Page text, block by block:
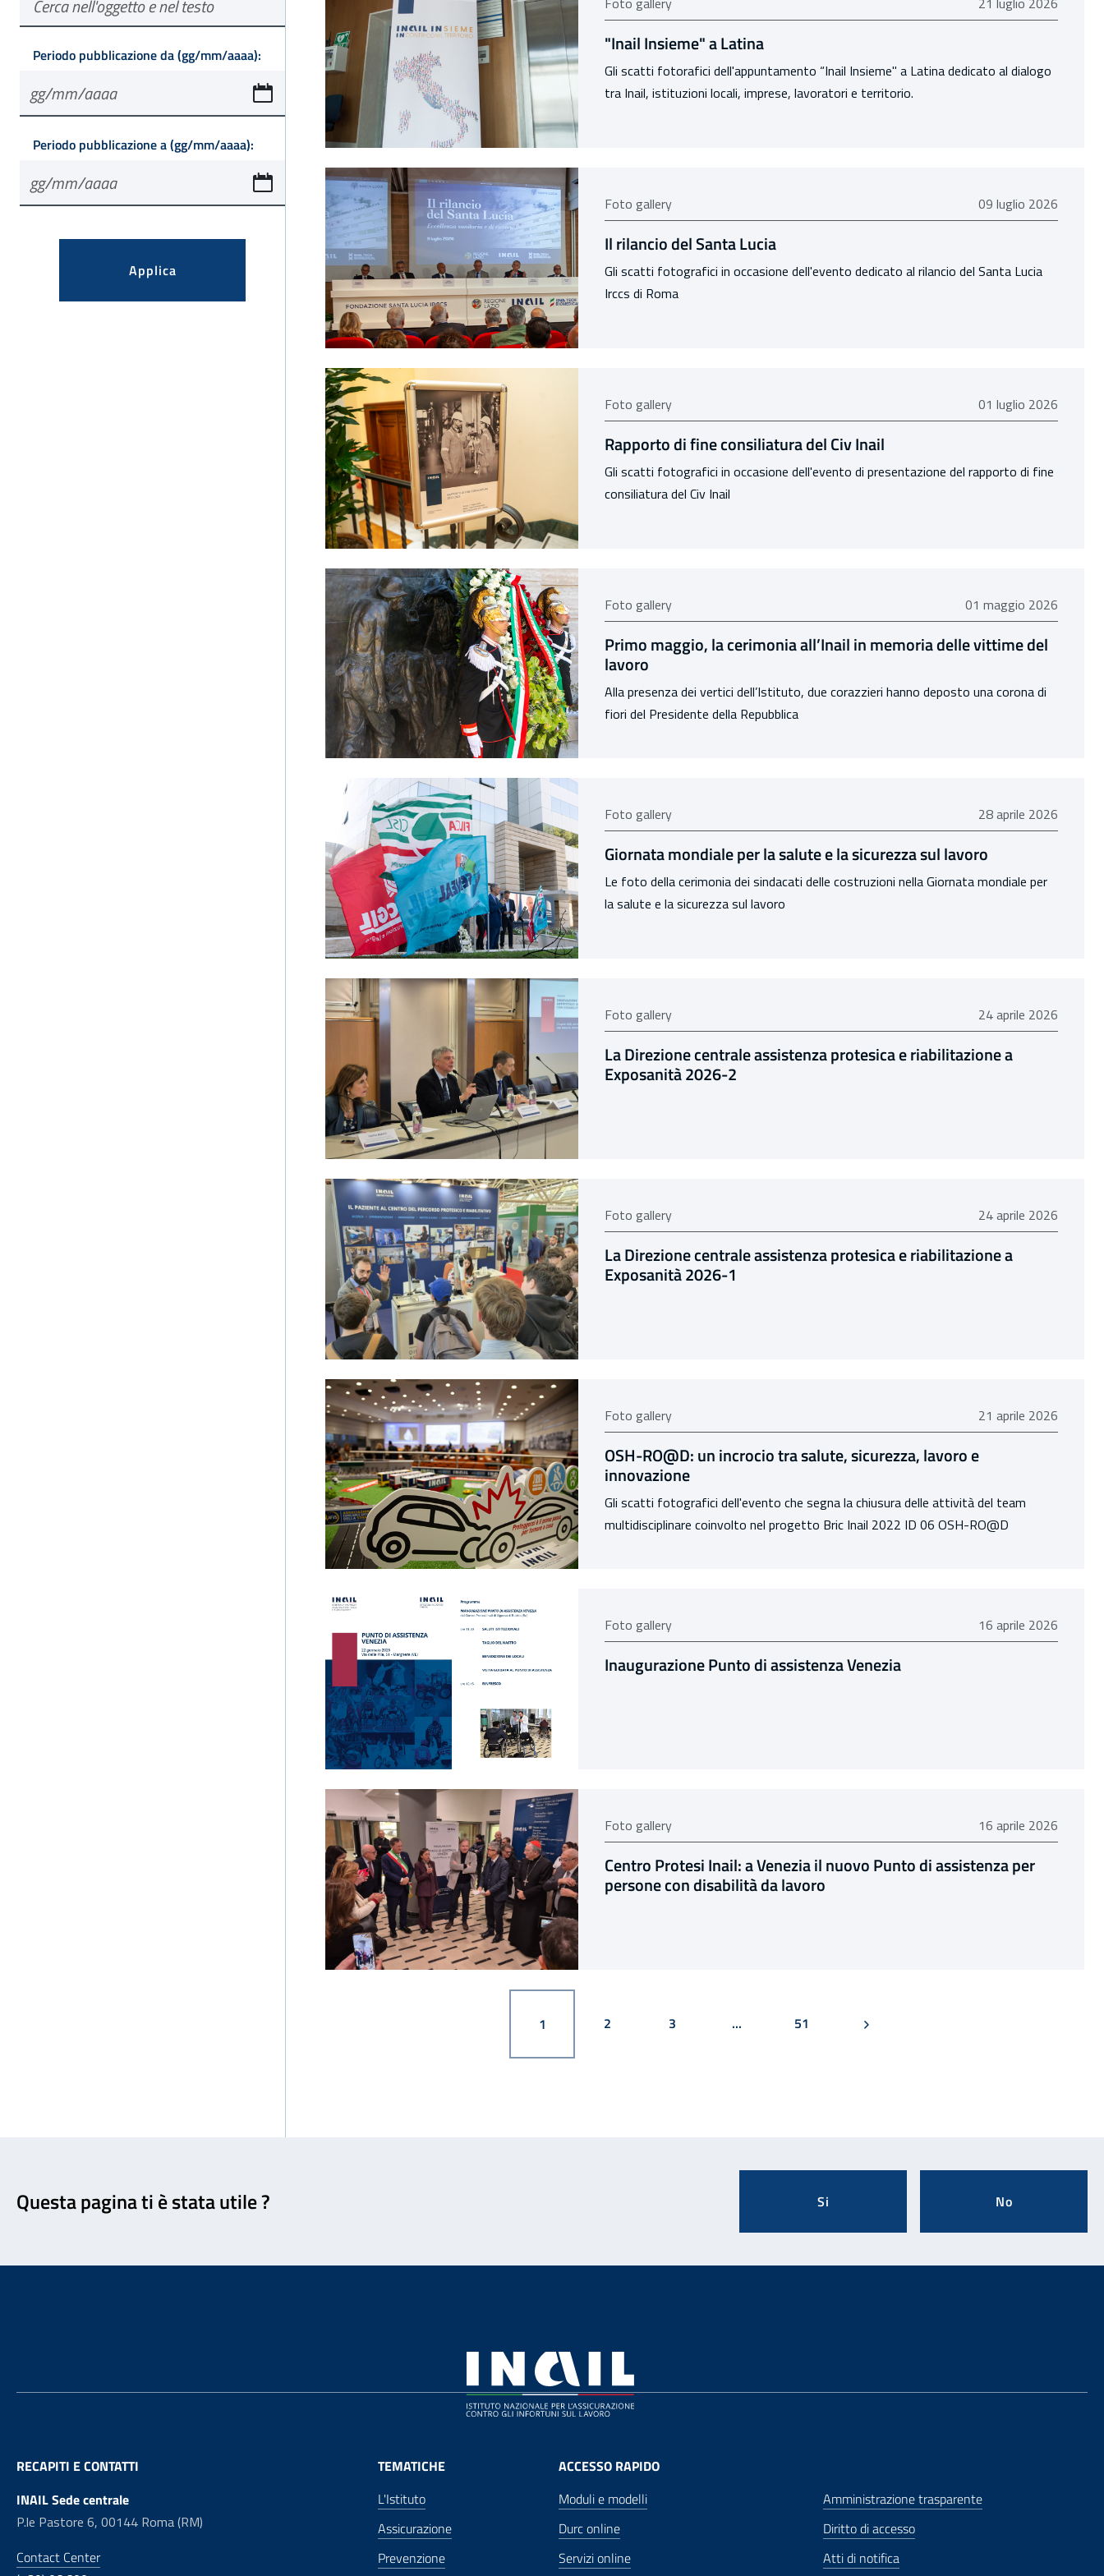
Periodo pubblicazione dain formato
(gg/mm/aaaa):
Periodo pubblicazione ain formato
(gg/mm/aaaa):
Applica
"Inail Insieme" a Latina
Gli scatti fotorafici dell'appuntamento “Inail Insieme" a Latina dedicato al dialogo
tra Inail, istituzioni locali, imprese, lavoratori e territorio.
Foto gallery 09 luglio 2026
09 luglio 2026
Il rilancio del Santa Lucia
Gli scatti fotografici in occasione dell'evento dedicato al rilancio del Santa Lucia
Irccs di Roma
Foto gallery 01 luglio 2026
01 luglio 2026
Rapporto di fine consiliatura del Civ Inail
Gli scatti fotografici in occasione dell'evento di presentazione del rapporto di fine
consiliatura del Civ Inail
Foto gallery 01 maggio 2026
01 maggio 2026
Primo maggio, la cerimonia all’Inail in memoria delle vittime del
lavoro
Alla presenza dei vertici dell’Istituto, due corazzieri hanno deposto una corona di
fiori del Presidente della Repubblica
Foto gallery 28 aprile 2026
28 aprile 2026
Giornata mondiale per la salute e la sicurezza sul lavoro
Le foto della cerimonia dei sindacati delle costruzioni nella Giornata mondiale per
la salute e la sicurezza sul lavoro
Foto gallery 24 aprile 2026
24 aprile 2026
La Direzione centrale assistenza protesica e riabilitazione a
Exposanità 2026-2
Foto gallery 24 aprile 2026
24 aprile 2026
La Direzione centrale assistenza protesica e riabilitazione a
Exposanità 2026-1
Foto gallery 21 aprile 2026
21 aprile 2026
OSH-RO@D: un incrocio tra salute, sicurezza, lavoro e
innovazione
Gli scatti fotografici dell'evento che segna la chiusura delle attività del team
multidisciplinare coinvolto nel progetto Bric Inail 2022 ID 06 OSH-RO@D
Foto gallery 16 aprile 2026
16 aprile 2026
Inaugurazione Punto di assistenza Venezia
Foto gallery 16 aprile 2026
16 aprile 2026
Centro Protesi Inail: a Venezia il nuovo Punto di assistenza per
persone con disabilità da lavoro
PAGINA
1 PAGINA
2 PAGINA
3 ... PAGINA
51 PAGINA SUCCESSIVA
Questa pagina ti è stata utile ?
Si No
RECAPITI E CONTATTI
INAIL Sede centrale
P.le Pastore 6, 00144 Roma (RM)
Contact Center
TEMATICHE
L'Istituto
Assicurazione
Prevenzione
ACCESSO RAPIDO
Moduli e modelli
Durc online
Servizi online
Amministrazione trasparente
Diritto di accesso
Atti di notifica